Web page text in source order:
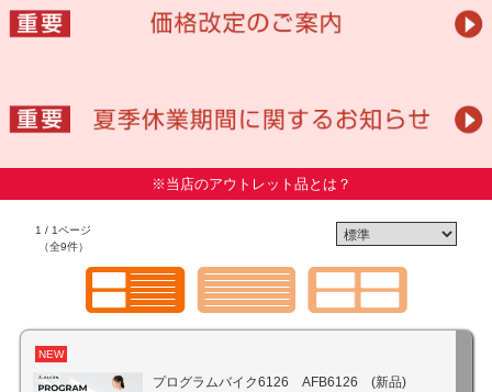
※当店のアウトレット品とは？
1 / 1ページ
（全9件）
NEW
プログラムバイク6126 AFB6126 (新品)